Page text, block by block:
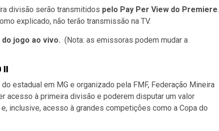
divisão serão transmitidos pelo Pay Per View do Premiere.
explicado, não terão transmissão na TV.
jogo ao vivo. (Nota: as emissoras podem mudar a
II
estadual em MG e organizado pela FMF, Federação Mineira
acesso à primeira divisão e poderem disputar um valor
inclusive, acesso à grandes competições como a Copa do